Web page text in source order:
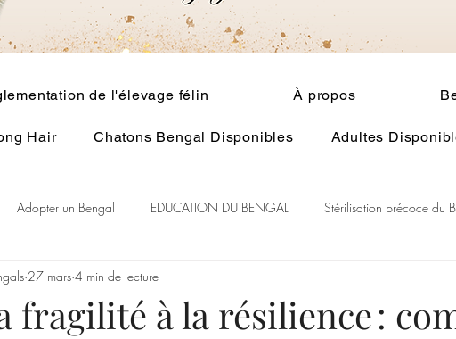
de l'élevage félin À propos
Hair Chatons Bengal Disponibles Adultes
Adopter un Bengal EDUCATION DU BENGAL Stérilisation précoce du
Pelage du Bengal BENGAL CASHMERE
fragilité à la résilience :
27 mars 4 min de lecture